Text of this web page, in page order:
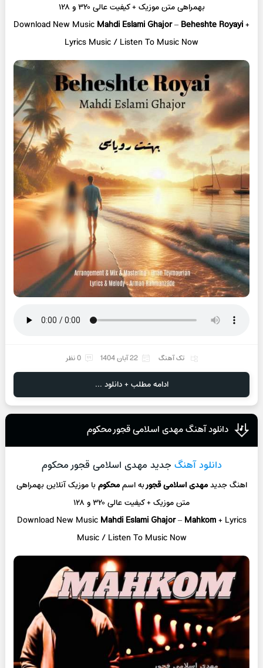
بهمراهی متن موزیک + کیفیت عالی ۳۲۰ و ۱۲۸
Download New Music Mahdi Eslami Ghajor– Beheshte Royayi+
Lyrics Music / Listen To Music Now
تک آهنگ 22 آبان 1404 0 نظر
ادامه مطلب + دانلود ...
دانلود آهنگ مهدی اسلامی قجور محکوم
دانلود آهنگ جدید مهدی اسلامی قجور محکوم
اهنگ جدیدمهدی اسلامی قجوربه اسممحکومبا موزیک آنلاینبهمراهی
متن موزیک + کیفیت عالی ۳۲۰ و ۱۲۸
Download New Music Mahdi Eslami Ghajor–Mahkom+ Lyrics
Music / Listen To Music Now